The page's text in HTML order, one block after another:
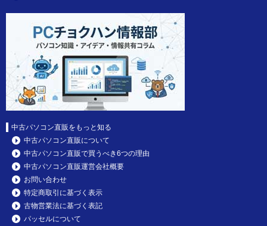
中古パソコン直販をもっと知る
中古パソコン直販について
中古パソコン直販で買うべき6つの理由
中古パソコン直販運営会社概要
お問い合わせ
特定商取引に基づく表示
古物営業法に基づく表記
パッセルについて